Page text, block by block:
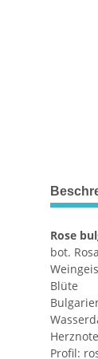
weitere
Rose
bot.
Blüte
Herznote
Profil: